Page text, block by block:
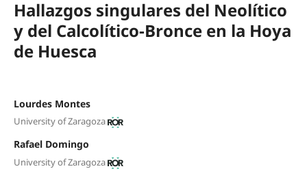
Hallazgos singulares del Neolítico
y del Calcolítico-Bronce en la Hoya
de Huesca
Lourdes Montes
University of Zaragoza
Rafael Domingo
University of Zaragoza